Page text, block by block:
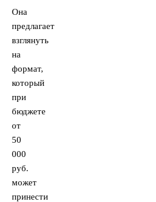
Она
предлагает
взглянуть
на
формат,
который
при
бюджете
от
50
000
руб.
может
принести